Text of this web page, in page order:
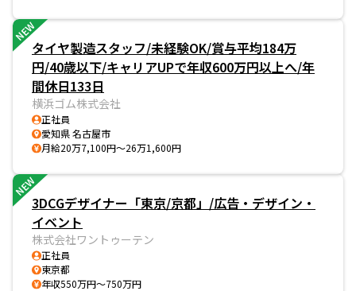
NEW
タイヤ製造スタッフ/未経験OK/賞与平均184万
円/40歳以下/キャリアUPで年収600万円以上へ/年
間休日133日
横浜ゴム株式会社
正社員
愛知県 名古屋市
月給20万7,100円～26万1,600円
NEW
3DCGデザイナー「東京/京都」/広告・デザイン・
イベント
株式会社ワントゥーテン
正社員
東京都
年収550万円～750万円